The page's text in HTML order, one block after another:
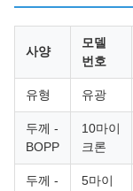
사양
모델
번호
유형 유광
두께 -
BOPP
10마이
크론
두께 -
5마이